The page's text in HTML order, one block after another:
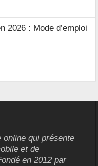
2026 : Mode d’emploi
online qui présente
et de
en 2012 par